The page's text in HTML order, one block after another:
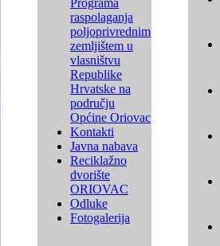
Programa
raspolaganja
poljoprivrednim
zemljištem u
vlasništvu
Republike
Hrvatske na
području
Općine Oriovac
Kontakti
Javna nabava
Reciklažno
dvorište
ORIOVAC
Odluke
Fotogalerija